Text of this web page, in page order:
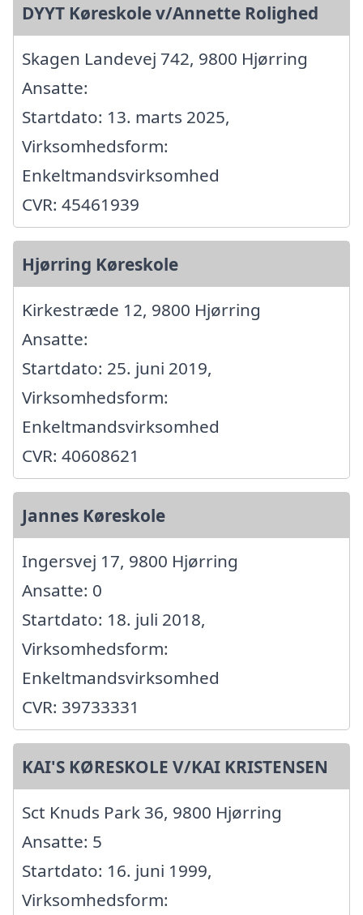
DYYT Køreskole v/Annette Rolighed
Skagen Landevej 742, 9800 Hjørring
Ansatte:
Startdato: 13. marts 2025,
Virksomhedsform:
Enkeltmandsvirksomhed
CVR: 45461939
Hjørring Køreskole
Kirkestræde 12, 9800 Hjørring
Ansatte:
Startdato: 25. juni 2019,
Virksomhedsform:
Enkeltmandsvirksomhed
CVR: 40608621
Jannes Køreskole
Ingersvej 17, 9800 Hjørring
Ansatte: 0
Startdato: 18. juli 2018,
Virksomhedsform:
Enkeltmandsvirksomhed
CVR: 39733331
KAI'S KØRESKOLE V/KAI KRISTENSEN
Sct Knuds Park 36, 9800 Hjørring
Ansatte: 5
Startdato: 16. juni 1999,
Virksomhedsform: